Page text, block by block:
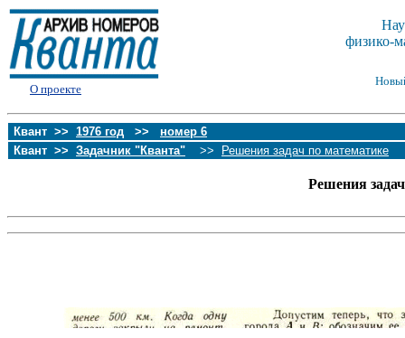
О проекте
физико-
Квант >> 1976 год >> номер 6
Квант >> Задачник "Кванта" >> Решения задач по математике
Решения